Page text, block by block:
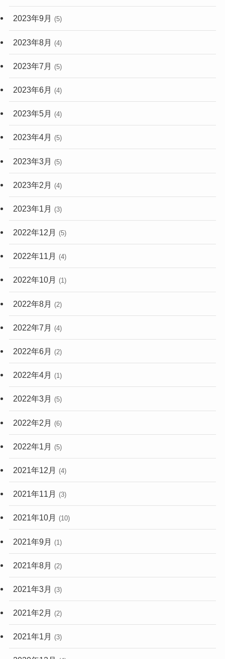
2023年9月 (5)
2023年8月 (4)
2023年7月 (5)
2023年6月 (4)
2023年5月 (4)
2023年4月 (5)
2023年3月 (5)
2023年2月 (4)
2023年1月 (3)
2022年12月 (5)
2022年11月 (4)
2022年10月 (1)
2022年8月 (2)
2022年7月 (4)
2022年6月 (2)
2022年4月 (1)
2022年3月 (5)
2022年2月 (6)
2022年1月 (5)
2021年12月 (4)
2021年11月 (3)
2021年10月 (10)
2021年9月 (1)
2021年8月 (2)
2021年3月 (3)
2021年2月 (2)
2021年1月 (3)